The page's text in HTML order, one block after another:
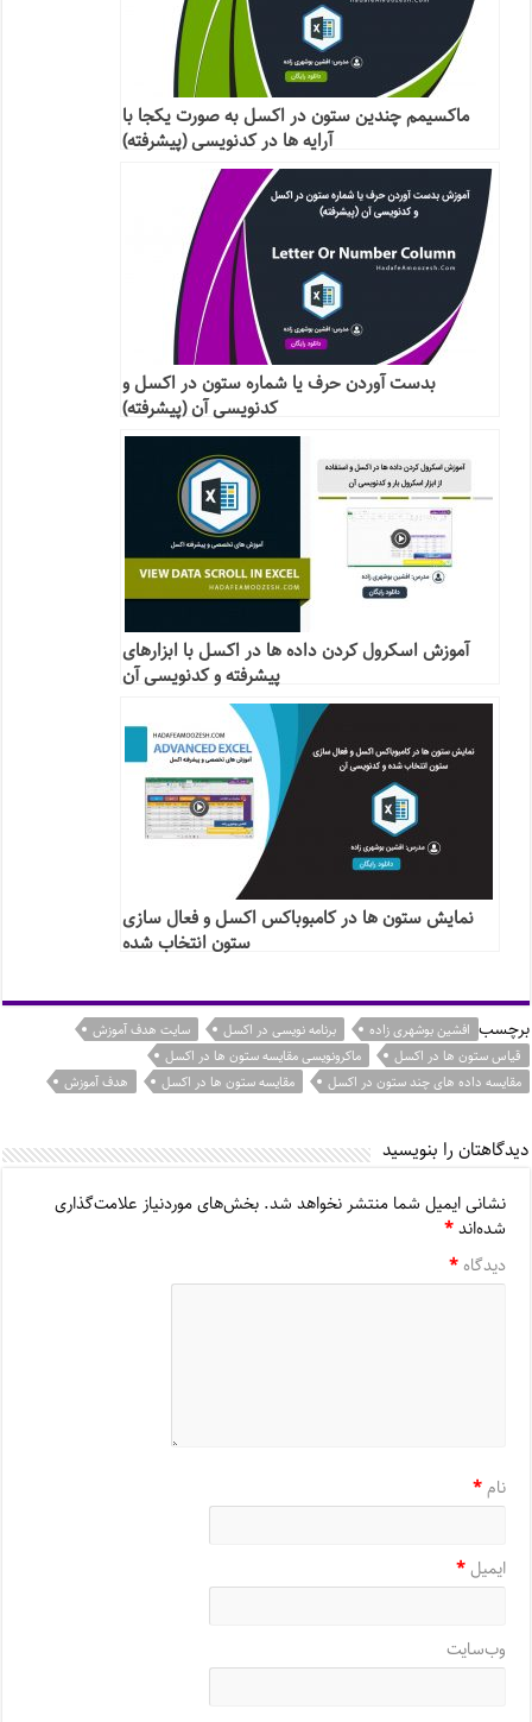
ماکسیمم چندین ستون در اکسل به صورت یکجا با
آرایه ها در کدنویسی (پیشرفته)
بدست آوردن حرف یا شماره ستون در اکسل و
کدنویسی آن (پیشرفته)
آموزش اسکرول کردن داده ها در اکسل با ابزارهای
پیشرفته و کدنویسی آن
نمایش ستون ها در کامبوباکس اکسل و فعال سازی
ستون انتخاب شده
برچسب افشین بوشهری زاده برنامه نویسی در اکسل
سایت هدف آموزش
قیاس ستون ها در اکسل
ماکرونویسی مقایسه ستون ها در اکسل
مقایسه داده های چند ستون در اکسل
مقایسه ستون ها در اکسل هدف آموزش
دیدگاهتان را بنویسید
نشانی ایمیل شما منتشر نخواهد شد. بخش‌های موردنیاز علامت‌گذاری
شده‌اند*
دیدگاه*
نام*
ایمیل*
وب‌سایت